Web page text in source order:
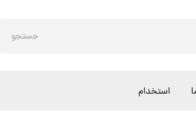
جستجو
استخدام